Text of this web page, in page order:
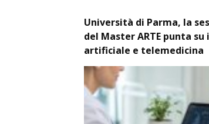
Università di Parma, la
del Master ARTE punta
artificiale e telemedicina